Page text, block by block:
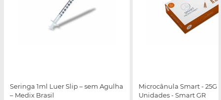
Seringa 1ml Luer Slip – sem Agulha
– Medix Brasil
Microcânula Smart - 25G
Unidades - Smart GR